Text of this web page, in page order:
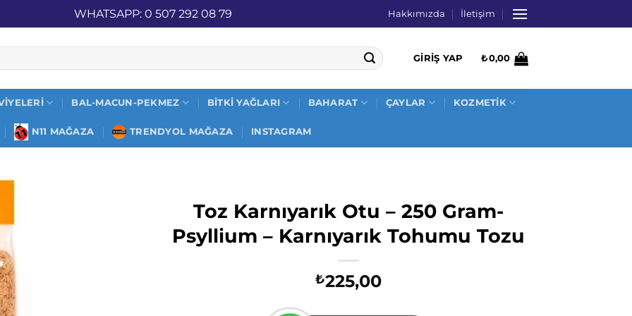
KARGO WHATSAPP: 0 507 292 08 79 Hakkımızda İletişim
GIRIŞ YAP ₺0,00
BAL-MACUN-PEKMEZ BITKI YAĞLARI BAHARAT ÇAYLAR KOZMETİK
N11 MAĞAZA TRENDYOL MAĞAZA INSTAGRAM
Toz Karnıyarık Otu – 250 Gram-
Psyllium – Karnıyarık Tohumu Tozu
₺225,00